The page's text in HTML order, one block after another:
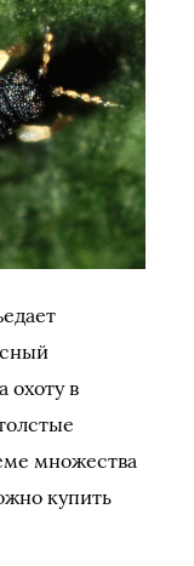
охоту в
множества
купить